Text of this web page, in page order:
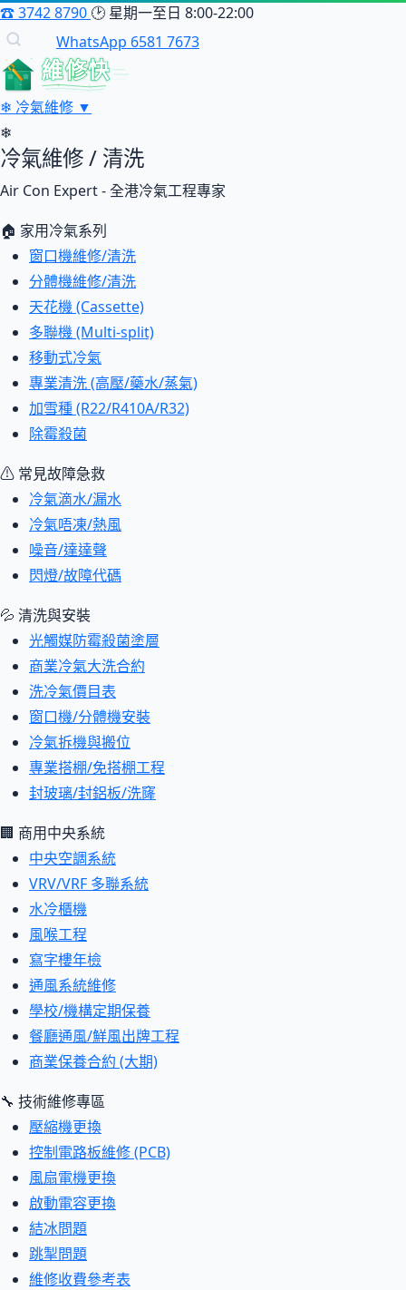
☎3742 8790 🕑 星期一至日 8:00-22:00
WhatsApp 6581 7673
維修快
❄ 冷氣維修 ▼
❄
冷氣維修 / 清洗
Air Con Expert - 全港冷氣工程專家
🏠 家用冷氣系列
窗口機維修/清洗
分體機維修/清洗
天花機 (Cassette)
多聯機 (Multi-split)
移動式冷氣
專業清洗 (高壓/藥水/蒸氣)
加雪種 (R22/R410A/R32)
除霉殺菌
⚠ 常見故障急救
冷氣滴水/漏水
冷氣唔凍/熱風
噪音/達達聲
閃燈/故障代碼
💦 清洗與安裝
光觸媒防霉殺菌塗層
商業冷氣大洗合約
洗冷氣價目表
窗口機/分體機安裝
冷氣拆機與搬位
專業搭棚/免搭棚工程
封玻璃/封鋁板/洗窿
🏢 商用中央系統
中央空調系統
VRV/VRF 多聯系統
水冷櫃機
風喉工程
寫字樓年檢
通風系統維修
學校/機構定期保養
餐廳通風/鮮風出牌工程
商業保養合約 (大期)
🔧 技術維修專區
壓縮機更換
控制電路板維修 (PCB)
風扇電機更換
啟動電容更換
結冰問題
跳掣問題
維修收費參考表